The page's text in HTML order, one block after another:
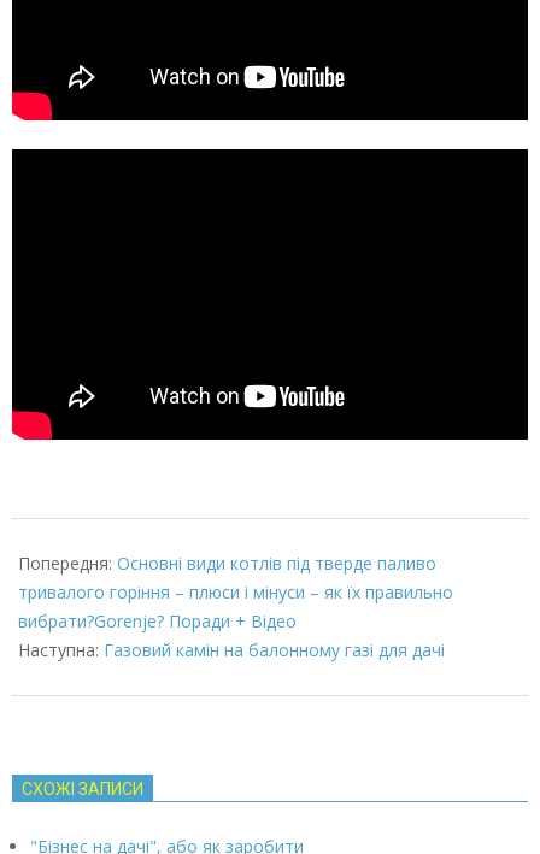
03-
08
Попередня: Основні види котлів під тверде паливо
тривалого горіння – плюси і мінуси – як їх правильно
вибрати?Gorenje? Поради + Відео
Наступна: Газовий камін на балонному газі для дачі
СХОЖІ ЗАПИСИ
"Бізнес на дачі", або як заробити